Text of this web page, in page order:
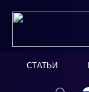
СТАТЬИ